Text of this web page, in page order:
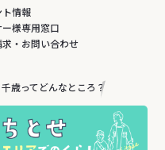
ト情報
様専用窓口
・お問い合わせ
歳ってどんなところ？